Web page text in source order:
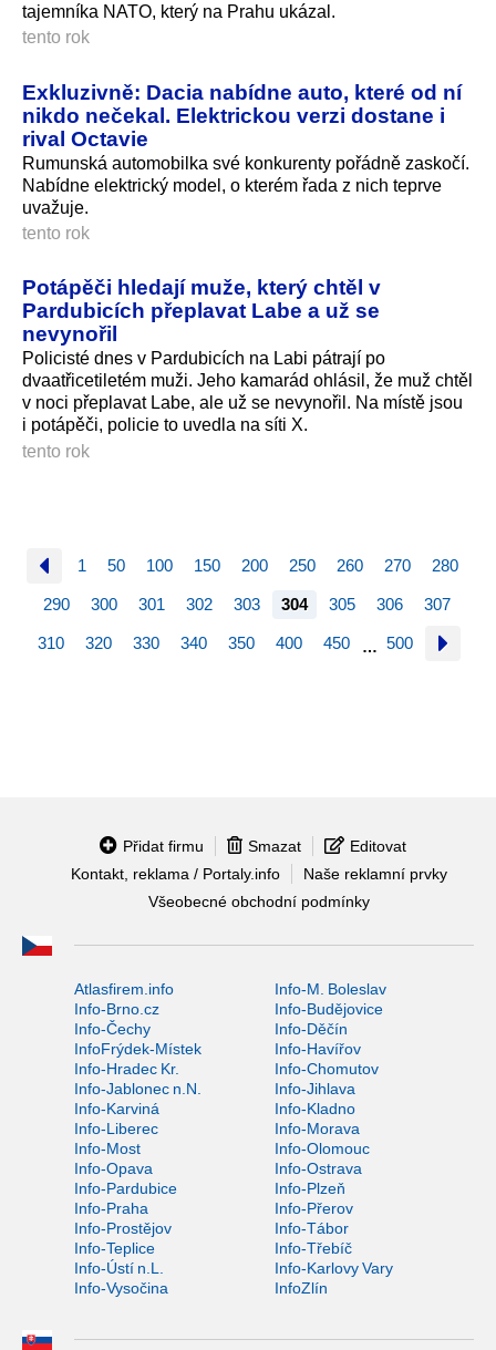
tajemníka NATO, který na Prahu ukázal.
tento rok
Exkluzivně: Dacia nabídne auto, které od ní
nikdo nečekal. Elektrickou verzi dostane i
rival Octavie
Rumunská automobilka své konkurenty pořádně zaskočí.
Nabídne elektrický model, o kterém řada z nich teprve
uvažuje.
tento rok
Potápěči hledají muže, který chtěl v
Pardubicích přeplavat Labe a už se
nevynořil
Policisté dnes v Pardubicích na Labi pátrají po
dvaatřicetiletém muži. Jeho kamarád ohlásil, že muž chtěl
v noci přeplavat Labe, ale už se nevynořil. Na místě jsou
i potápěči, policie to uvedla na síti X.
tento rok
1 50 100 150 200 250 260 270 280
290 300 301 302 303 304 305 306 307
310 320 330 340 350 400 450 … 500
Přidat firmu Smazat
Editovat
Kontakt, reklama / Portaly.info
Naše reklamní prvky
Všeobecné obchodní podmínky
Atlasfirem.info
Info-M. Boleslav
Info-Brno.cz
Info-Budějovice
Info-Čechy
Info-Děčín
InfoFrýdek-Místek
Info-Havířov
Info-Hradec Kr.
Info-Chomutov
Info-Jablonec n.N.
Info-Jihlava
Info-Karviná
Info-Kladno
Info-Liberec
Info-Morava
Info-Most
Info-Olomouc
Info-Opava
Info-Ostrava
Info-Pardubice
Info-Plzeň
Info-Praha
Info-Přerov
Info-Prostějov
Info-Tábor
Info-Teplice
Info-Třebíč
Info-Ústí n.L.
Info-Karlovy Vary
Info-Vysočina
InfoZlín